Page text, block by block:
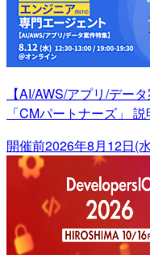
【AI/AWS/アプリ/デー
「CMパートナーズ」
開催前2026年8月12日(